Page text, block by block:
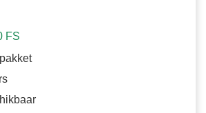
FS